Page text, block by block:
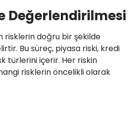
Değerlendirilmesi
risklerin doğru bir şekilde
Bu süreç, piyasa riski, kredi
türlerini içerir. Her riskin
risklerin öncelikli olarak